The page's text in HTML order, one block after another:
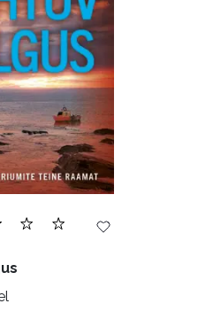
(1778)
(30)
(121)
(148)
Haridus (20)
(4259)
(1287)
teadus (45)